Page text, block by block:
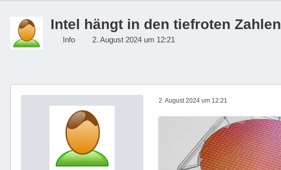
Intel hängt in den tiefroten Zahlen
Info 2. August 2024 um 12:21
2. August 2024 um 12:21